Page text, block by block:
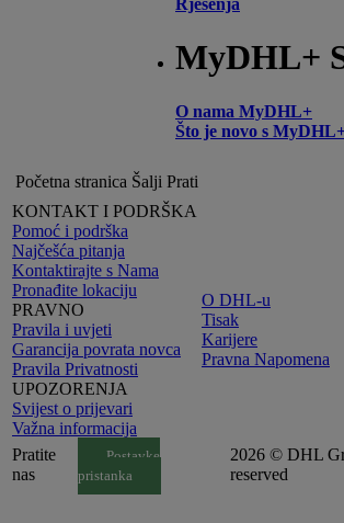
MyDHL+
O nama MyDHL+
Što je novo s
Početna stranica Šalji Prati
KONTAKT I PODRŠKA
Pomoć i podrška
Najčešća pitanja
Kontaktirajte s Nama
Pronađite lokaciju
PRAVNO
Pravila i uvjeti
Garancija povrata novca
Pravila Privatnosti
UPOZORENJA
Svijest o prijevari
Važna informacija
O DHL-u
Tisak
Karijere
Pravna Napomena
Pratite
nas
Postavke
pristanka
2026 © DHL
reserved